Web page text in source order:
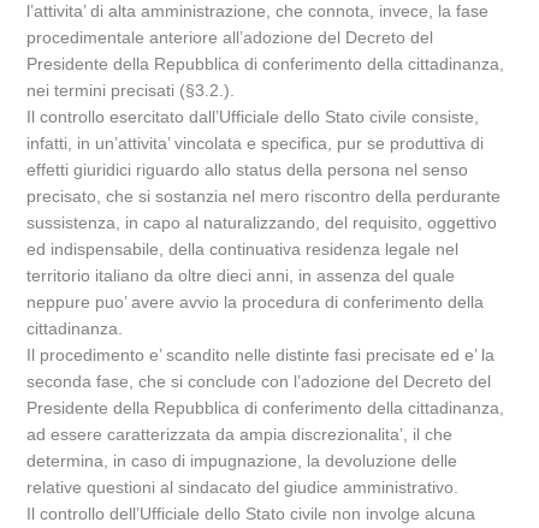
l’attivita’ di alta amministrazione, che connota, invece, la fase
procedimentale anteriore all’adozione del Decreto del
Presidente della Repubblica di conferimento della cittadinanza,
nei termini precisati (§3.2.).
Il controllo esercitato dall’Ufficiale dello Stato civile consiste,
infatti, in un’attivita’ vincolata e specifica, pur se produttiva di
effetti giuridici riguardo allo status della persona nel senso
precisato, che si sostanzia nel mero riscontro della perdurante
sussistenza, in capo al naturalizzando, del requisito, oggettivo
ed indispensabile, della continuativa residenza legale nel
territorio italiano da oltre dieci anni, in assenza del quale
neppure puo’ avere avvio la procedura di conferimento della
cittadinanza.
Il procedimento e’ scandito nelle distinte fasi precisate ed e’ la
seconda fase, che si conclude con l’adozione del Decreto del
Presidente della Repubblica di conferimento della cittadinanza,
ad essere caratterizzata da ampia discrezionalita’, il che
determina, in caso di impugnazione, la devoluzione delle
relative questioni al sindacato del giudice amministrativo.
Il controllo dell’Ufficiale dello Stato civile non involge alcuna